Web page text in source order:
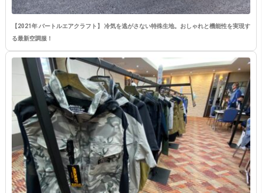
【2021年 バートルエアクラフト】 冷気を逃がさない特殊生地。おしゃれと機能性を実現す
る最新空調服！